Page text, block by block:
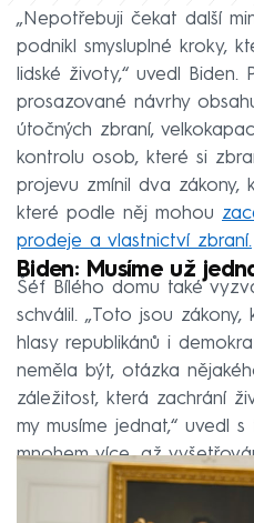
„Nepotřebuji čekat další
podnikl smysluplné kroky,
lidské životy,“ uvedl Biden.
prosazované návrhy
útočných zbraní,
kontrolu osob, které si
projevu zmínil dva zákony,
které podle něj mohou
prodeje a vlastnictví zbraní.
Biden: Musíme už
Šéf Bílého domu také
schválil. „Toto jsou
hlasy republikánů i
neměla být, otázka
záležitost, která zachrání
my musíme jednat,“ uvedl
mnohem více, až